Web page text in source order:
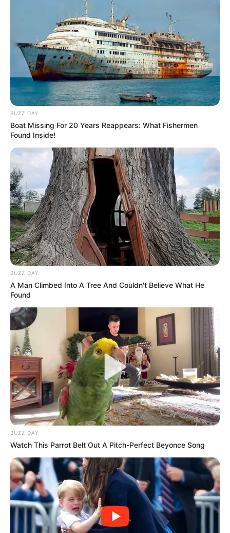
Categories
All
Abgelaufenes Mehl: Nicht wegwerfen!
Meine Großmutter hat es so benutzt
Search
Search
All
Thunfischsalat mit Ei & Joghurt – leicht, cremig
und voller Protein!
BUZZ DAY
Boat Missing For 20 Years Reappears: What Fishermen
Found Inside!
BUZZ DAY
A Man Climbed Into A Tree And Couldn't Believe What He
Found
BUZZ DAY
Watch This Parrot Belt Out A Pitch-Perfect Beyonce Song